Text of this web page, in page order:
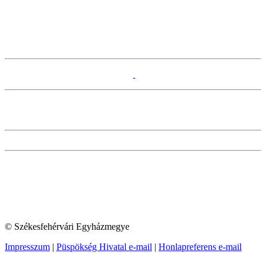
© Székesfehérvári Egyházmegye
Impresszum | Püspökség Hivatal e-mail | Honlapreferens e-mail